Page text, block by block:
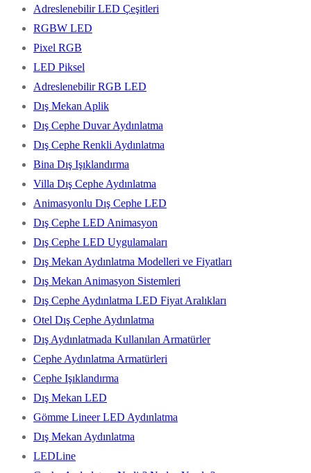
Adreslenebilir LED Çeşitleri
RGBW LED
Pixel RGB
LED Piksel
Adreslenebilir RGB LED
Dış Mekan Aplik
Dış Cephe Duvar Aydınlatma
Dış Cephe Renkli Aydınlatma
Bina Dış Işıklandırma
Villa Dış Cephe Aydınlatma
Animasyonlu Dış Cephe LED
Dış Cephe LED Animasyon
Dış Cephe LED Uygulamaları
Dış Mekan Aydınlatma Modelleri ve Fiyatları
Dış Mekan Animasyon Sistemleri
Dış Cephe Aydınlatma LED Fiyat Aralıkları
Otel Dış Cephe Aydınlatma
Dış Aydınlatmada Kullanılan Armatürler
Cephe Aydınlatma Armatürleri
Cephe Işıklandırma
Dış Mekan LED
Gömme Lineer LED Aydınlatma
Dış Mekan Aydınlatma
LEDLine